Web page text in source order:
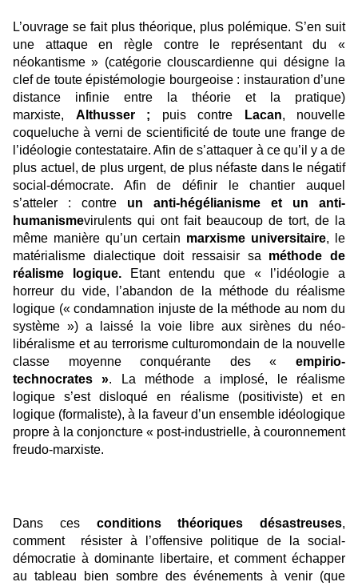
L’ouvrage se fait plus théorique, plus polémique. S’en suit
une attaque en règle contre le représentant du «
néokantisme » (catégorie clouscardienne qui désigne la
clef de toute épistémologie bourgeoise : instauration d’une
distance infinie entre la théorie et la pratique)
marxiste,
Althusser ; puis contre Lacan, nouvelle
coqueluche à verni de scientificité de toute une frange de
l’idéologie contestataire. Afin de s’attaquer à ce qu’il y a de
plus actuel, de plus urgent, de plus néfaste dans le négatif
social-démocrate. Afin de définir le chantier auquel
s’atteler : contre
un anti-hégélianisme et un anti-
humanismevirulents qui ont fait beaucoup de tort, de la
même manière qu’un certain marxisme universitaire, le
matérialisme dialectique doit ressaisir sa
méthode de
réalisme logique.
Etant entendu que « l’idéologie a
horreur du vide, l’abandon de la méthode du réalisme
logique (« condamnation injuste de la méthode au nom du
système ») a laissé la voie libre aux sirènes du néo-
libéralisme et au terrorisme culturomondain de la nouvelle
classe moyenne conquérante des «
empirio-
technocrates ». La méthode a implosé, le réalisme
logique s’est disloqué en réalisme (positiviste) et en
logique (formaliste), à la faveur d’un ensemble idéologique
propre à la conjoncture « post-industrielle, à couronnement
freudo-marxiste.
Dans ces conditions théoriques désastreuses,
comment résister à l’offensive politique de la social-
démocratie à dominante libertaire, et comment échapper
au tableau bien sombre des événements à venir (que